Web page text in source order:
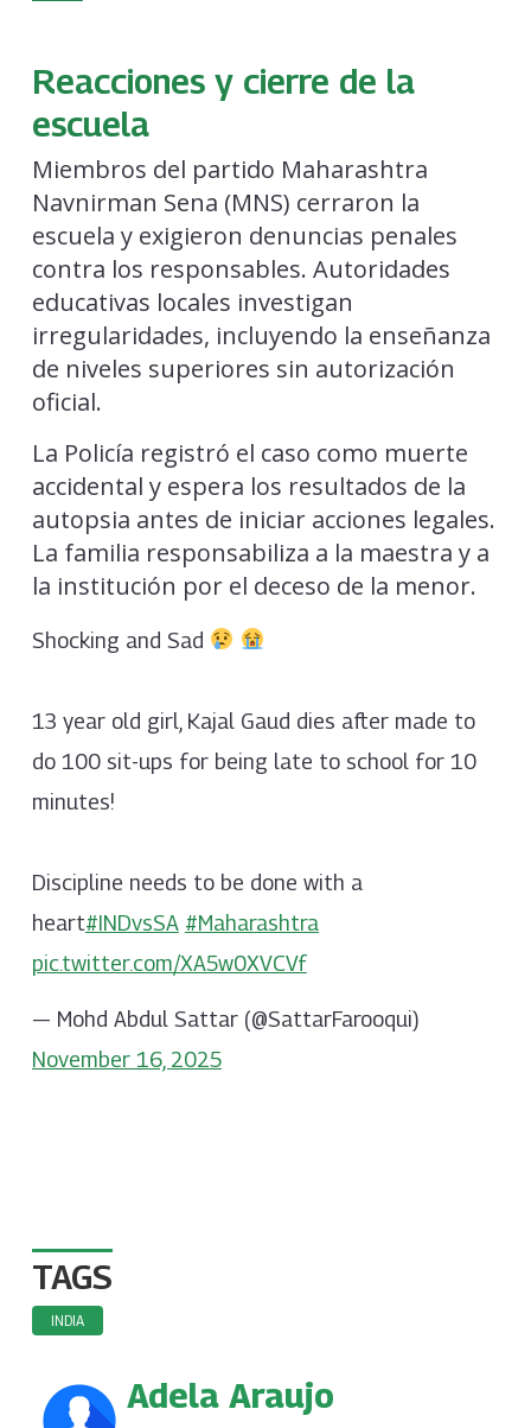
Reacciones y cierre de la
escuela
Miembros del partido Maharashtra
Navnirman Sena (MNS) cerraron la
escuela y exigieron denuncias penales
contra los responsables. Autoridades
educativas locales investigan
irregularidades, incluyendo la enseñanza
de niveles superiores sin autorización
oficial.
La Policía registró el caso como muerte
accidental y espera los resultados de la
autopsia antes de iniciar acciones legales.
La familia responsabiliza a la maestra y a
la institución por el deceso de la menor.
Shocking and Sad
13 year old girl, Kajal Gaud dies after made to
do 100 sit-ups for being late to school for 10
minutes!
Discipline needs to be done with a
heart#INDvsSA #Maharashtra
pic.twitter.com/XA5w0XVCVf
— Mohd Abdul Sattar (@SattarFarooqui)
November 16, 2025
TAGS
INDIA
Adela Araujo